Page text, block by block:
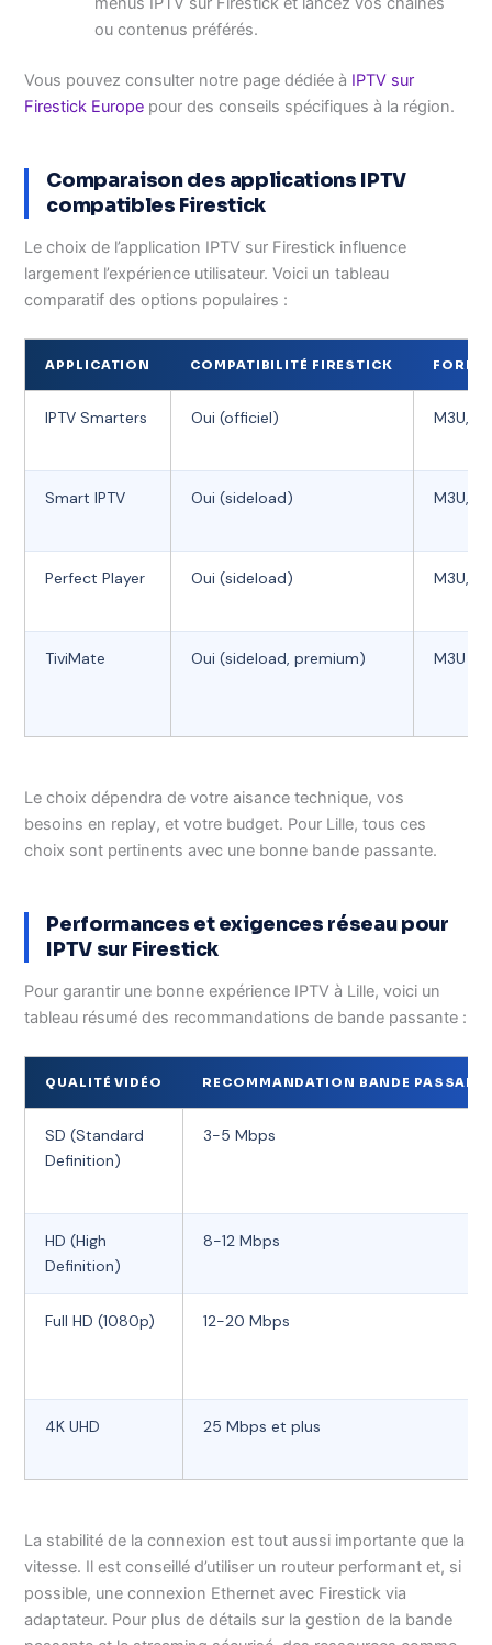
ou contenus préférés.
Vous pouvez consulter notre page dédiée à IPTV sur
Firestick Europe pour des conseils spécifiques à la région.
Comparaison des applications IPTV
compatibles Firestick
Le choix de l’application IPTV sur Firestick influence
largement l’expérience utilisateur. Voici un tableau
comparatif des options populaires :
APPLICATION COMPATIBILITÉ FIRESTICK
IPTV Smarters Oui (officiel) M3U,
Smart IPTV Oui (sideload) M3U,
Perfect Player Oui (sideload) M3U,
TiviMate Oui (sideload, premium) M3U
Le choix dépendra de votre aisance technique, vos
besoins en replay, et votre budget. Pour Lille, tous ces
choix sont pertinents avec une bonne bande passante.
Performances et exigences réseau pour
IPTV sur Firestick
Pour garantir une bonne expérience IPTV à Lille, voici un
tableau résumé des recommandations de bande passante :
QUALITÉ VIDÉO RECOMMANDATION BANDE
SD (Standard
Definition)
3-5 Mbps
HD (High
Definition)
8-12 Mbps
Full HD (1080p) 12-20 Mbps
4K UHD 25 Mbps et plus
La stabilité de la connexion est tout aussi importante que la
vitesse. Il est conseillé d’utiliser un routeur performant et, si
possible, une connexion Ethernet avec Firestick via
adaptateur. Pour plus de détails sur la gestion de la bande